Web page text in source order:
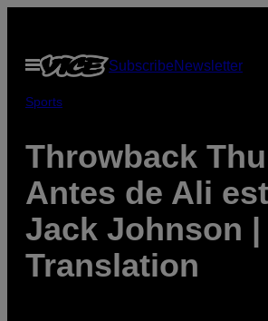
contenido
Abrir
Menú
SubscribeNewsletter
Sports
Throwback
Antes de Ali
Jack Johnson |
Translation